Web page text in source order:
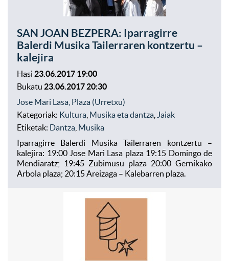
SAN JOAN BEZPERA: Iparragirre
Balerdi Musika Tailerraren kontzertu –
kalejira
Hasi 23.06.2017 19:00
Bukatu 23.06.2017 20:30
Jose Mari Lasa, Plaza (Urretxu)
Kategoriak: Kultura Musika eta dantza Jaiak
Etiketak: Dantza Musika
Iparragirre Balerdi Musika Tailerraren kontzertu –
kalejira: 19:00 Jose Mari Lasa plaza 19:15 Domingo de
Mendiaratz; 19:45 Zubimusu plaza 20:00 Gernikako
Arbola plaza; 20:15 Areizaga – Kalebarren plaza.